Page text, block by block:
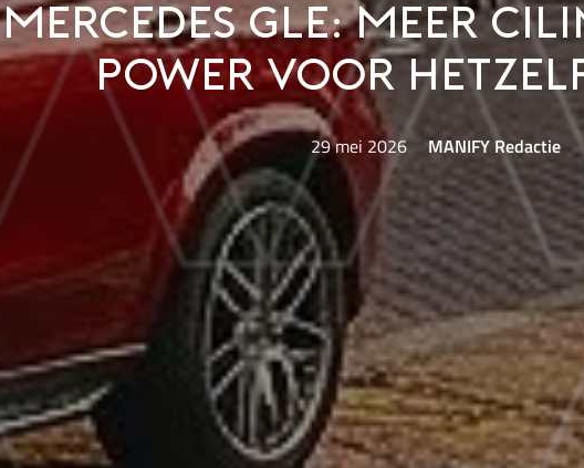
Mercedes GLE: Meer
power voor
29 mei 2026 MANIFY Redactie